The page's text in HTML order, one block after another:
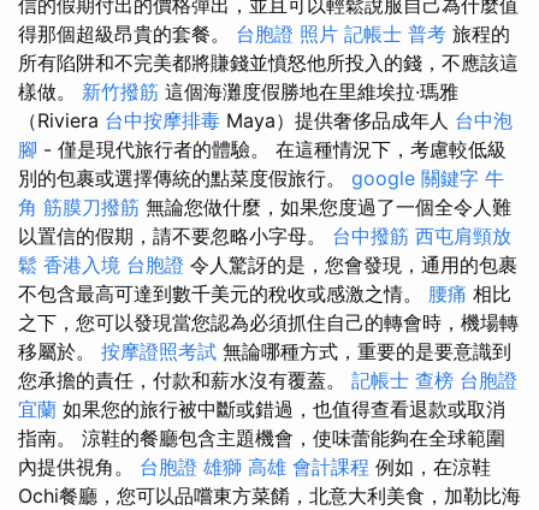
信的假期付出的價格彈出，並且可以輕鬆說服自己為什麼值
得那個超級昂貴的套餐。 台胞證 照片 記帳士 普考 旅程的
所有陷阱和不完美都將賺錢並憤怒他所投入的錢，不應該這
樣做。 新竹撥筋 這個海灘度假勝地在里維埃拉·瑪雅
（Riviera 台中按摩排毒 Maya）提供奢侈品成年人 台中泡
腳 - 僅是現代旅行者的體驗。 在這種情況下，考慮較低級
別的包裹或選擇傳統的點菜度假旅行。 google 關鍵字 牛
角 筋膜刀撥筋 無論您做什麼，如果您度過了一個全令人難
以置信的假期，請不要忽略小字母。 台中撥筋 西屯肩頸放
鬆 香港入境 台胞證 令人驚訝的是，您會發現，通用的包裹
不包含最高可達到數千美元的稅收或感激之情。 腰痛 相比
之下，您可以發現當您認為必須抓住自己的轉會時，機場轉
移屬於。 按摩證照考試 無論哪種方式，重要的是要意識到
您承擔的責任，付款和薪水沒有覆蓋。 記帳士 查榜 台胞證
宜蘭 如果您的旅行被中斷或錯過，也值得查看退款或取消
指南。 涼鞋的餐廳包含主題機會，使味蕾能夠在全球範圍
內提供視角。 台胞證 雄獅 高雄 會計課程 例如，在涼鞋
Ochi餐廳，您可以品嚐東方菜餚，北意大利美食，加勒比海